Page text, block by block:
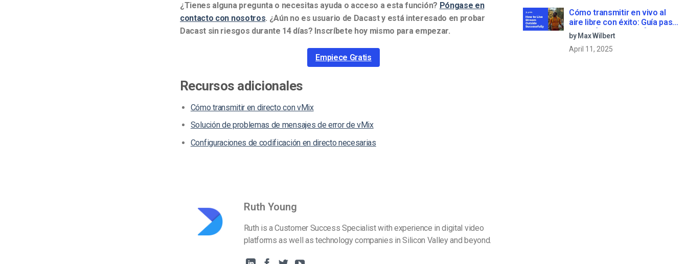
¿Tienes alguna pregunta o necesitas ayuda o acceso a esta función? Póngase en
contacto con nosotros. ¿Aún no es usuario de Dacast y está interesado en probar
Dacast sin riesgos durante 14 días? Inscríbete hoy mismo para empezar.
Empiece Gratis
Recursos adicionales
Cómo transmitir en directo con vMix
Solución de problemas de mensajes de error de vMix
Configuraciones de codificación en directo necesarias
Ruth Young
Ruth is a Customer Success Specialist with experience in digital video
platforms as well as technology companies in Silicon Valley and beyond.
Cómo transmitir en vivo al
aire libre con éxito: Guía paso
a paso [2021 Update]
by Max Wilbert
April 11, 2025